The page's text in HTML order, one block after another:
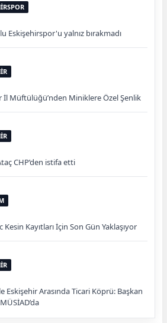
Eskişehirspor'u yalnız bırakmadı
İl Müftülüğü’nden Miniklere Özel Şenlik
CHP’den istifa etti
Kesin Kayıtları İçin Son Gün Yaklaşıyor
Eskişehir Arasında Ticari Köprü: Başkan